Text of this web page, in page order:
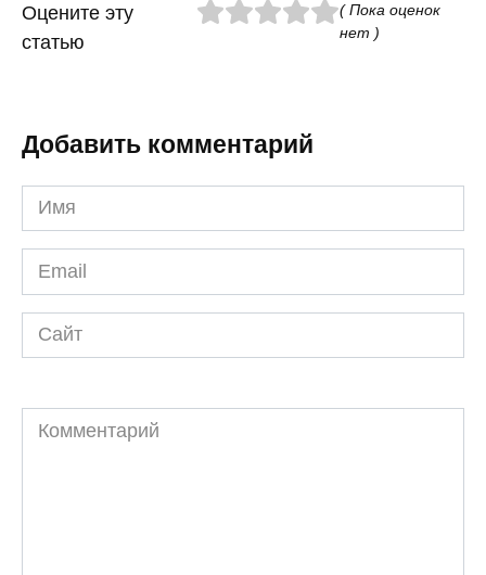
Оцените эту
статью
( Пока оценок
нет )
Добавить комментарий
Имя
*
Email
*
Сайт
Комментарий